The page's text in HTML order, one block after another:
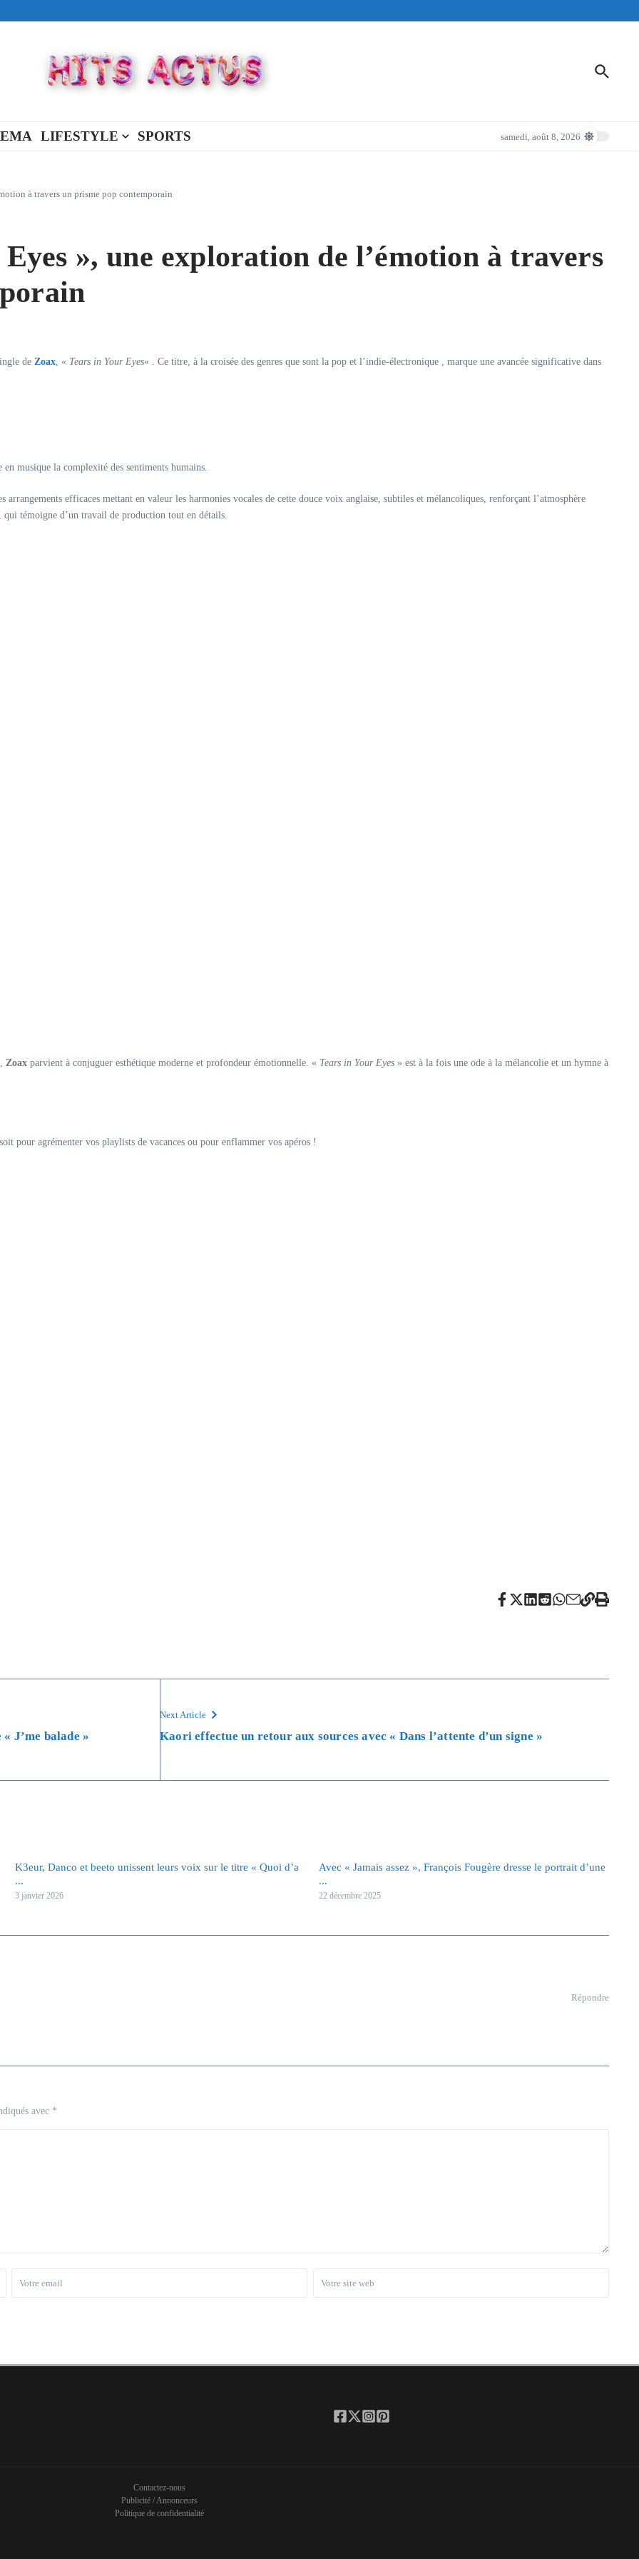
Full Of You »
LIFESTYLE SPORTS samedi, août 8, 2026
à travers un prisme pop contemporain
», une exploration de l’émotion à travers
de Zoax, « Tears in Your Eyes« . Ce titre, à la croisée des genres que sont la pop et l’indie-électronique , marque une avancée significative dans
musique la complexité des sentiments humains.
arrangements efficaces mettant en valeur les harmonies vocales de cette douce voix anglaise, subtiles et mélancoliques, renforçant l’atmosphère
qui témoigne d’un travail de production tout en détails.
Zoax parvient à conjuguer esthétique moderne et profondeur émotionnelle. « Tears in Your Eyes » est à la fois une ode à la mélancolie et un hymne à
pour agrémenter vos playlists de vacances ou pour enflammer vos apéros !
J’me balade »
Next Article
Kaori effectue un retour aux sources avec « Dans l’attente d’un signe »
K3eur, Danco et beeto unissent leurs voix sur le titre « Quoi d’a
...
3 janvier 2026
Avec « Jamais assez », François Fougère dresse le portrait d’une
...
22 décembre 2025
Répondre
avec *
Contactez-nous
Publicité / Annonceurs
Politique de confidentialité